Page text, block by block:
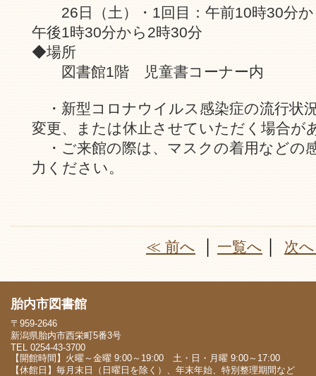
26日（土）・1回目：午前10時30分か
午後1時30分から2時30分
◆場所
図書館1階 児童書コーナー内
・新型コロナウイルス感染症の流行状
変更、または休止させていただく場合が
・ご来館の際は、マスクの着用などの
力ください。
≪ 前へ 一覧へ 次
胎内市図書館
〒959-2646
新潟県胎内市西栄町5番3号
TEL 0254-43-3700
【開館時間】火曜～金曜 9:00～19:00 土・日・月曜 9:00～17:00
【休館日】毎月末日（日曜日を除く）、年末年始、特別整理期間など